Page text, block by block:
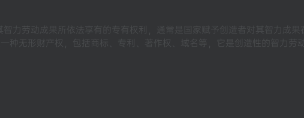
力劳动成果所依法享有的专有权利，通常是国家赋予创造者对其智力成果在
种无形财产权，包括商标、专利、著作权、域名等，它是创造性的智力劳动